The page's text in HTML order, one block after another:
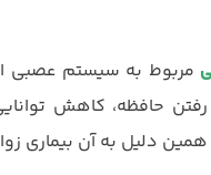
مربوط به سیستم عصبی
حافظه، کاهش
دلیل به آن بیماری